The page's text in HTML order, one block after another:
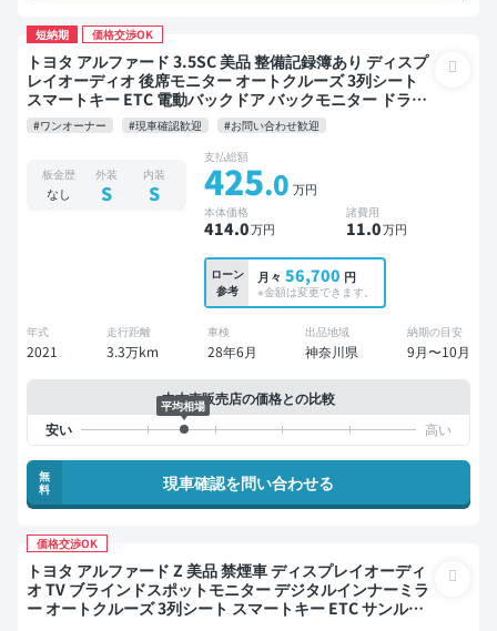
短納期 価格交渉OK
トヨタ アルファード 3.5SC 美品 整備記録簿あり ディスプ
レイオーディオ 後席モニター オートクルーズ 3列シート
スマートキー ETC 電動バックドア バックモニター ドライ
ブレコーダー 社外アルミ リフトアップ 衝突軽減 両側電動
スライドドア 7人乗り
#ワンオーナー #現車確認歓迎 #お問い合わせ歓迎
板金歴
なし
外装
S
内装
S
支払総額
425.0 万円
本体価格
414.0万円
諸費用
11.0万円
ローン
参考
月々 56,700 円
※金額は変更できます。
年式
2021
走行距離
3.3万km
車検
28年6月
出品地域
神奈川県
納期の目安
9月〜10月
中古車販売店の価格との比較
平均相場
無
料
現車確認を問い合わせる
価格交渉OK
トヨタ アルファード Z 美品 禁煙車 ディスプレイオーディ
オ TV ブラインドスポットモニター デジタルインナーミラ
ー オートクルーズ 3列シート スマートキー ETC サンルー